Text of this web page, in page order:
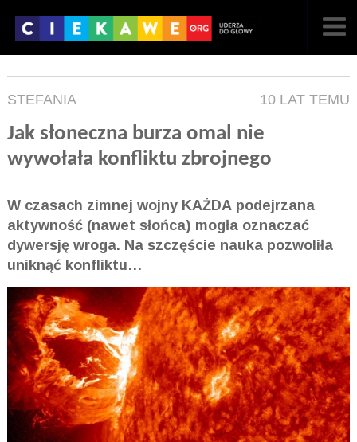
STEFANIA 10 LAT TEMU
Jak słoneczna burza omal nie
wywołała konfliktu zbrojnego
W czasach zimnej wojny KAŻDA podejrzana
aktywność (nawet słońca) mogła oznaczać
dywersję wroga. Na szczęście nauka pozwoliła
uniknąć konfliktu…
NAJNOWSZE
LOSOWE
F FILMY
G GALERIA
REGULAMIN
KONTAKT